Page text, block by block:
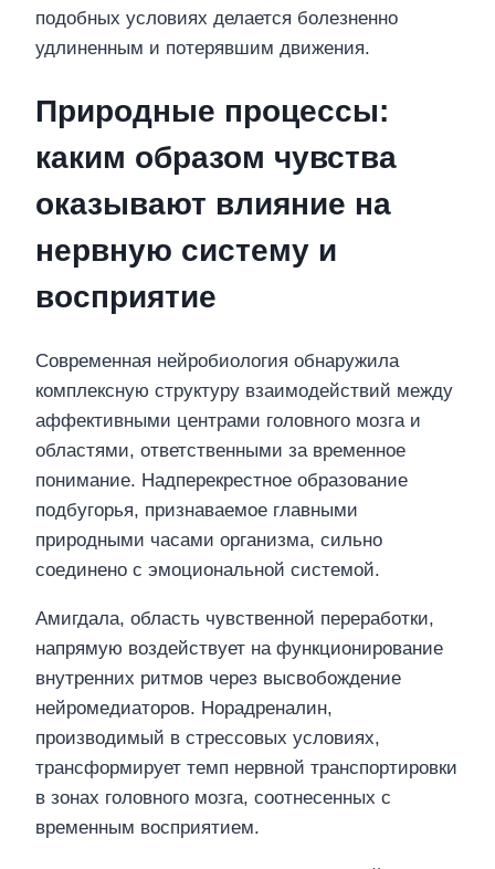
подобных условиях делается болезненно
удлиненным и потерявшим движения.
Природные процессы:
каким образом чувства
оказывают влияние на
нервную систему и
восприятие
Современная нейробиология обнаружила
комплексную структуру взаимодействий между
аффективными центрами головного мозга и
областями, ответственными за временное
понимание. Надперекрестное образование
подбугорья, признаваемое главными
природными часами организма, сильно
соединено с эмоциональной системой.
Амигдала, область чувственной переработки,
напрямую воздействует на функционирование
внутренних ритмов через высвобождение
нейромедиаторов. Норадреналин,
производимый в стрессовых условиях,
трансформирует темп нервной транспортировки
в зонах головного мозга, соотнесенных с
временным восприятием.